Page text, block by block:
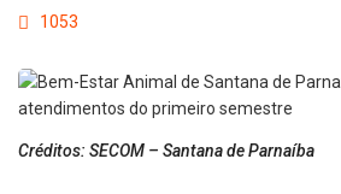
1053
Créditos: SECOM – Santana de Parnaíba